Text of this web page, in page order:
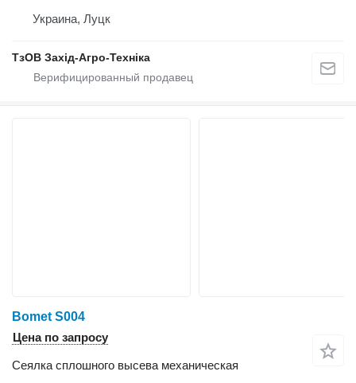
Украина, Луцк
ТзОВ Захід-Агро-Техніка
Bomet S004
Цена по запросу
Сеялка сплошного высева механическая